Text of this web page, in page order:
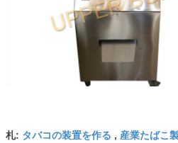
札: タバコの装置を作る , 産業たばこ